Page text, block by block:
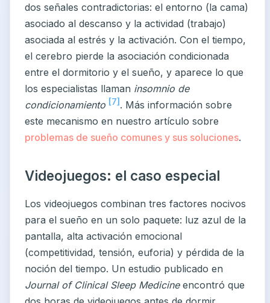
dos señales contradictorias: el entorno (la cama)
asociado al descanso y la actividad (trabajo)
asociada al estrés y la activación. Con el tiempo,
el cerebro pierde la asociación condicionada
entre el dormitorio y el sueño, y aparece lo que
los especialistas llaman insomnio de
condicionamiento [7] . Más información sobre
este mecanismo en nuestro artículo sobre
problemas de sueño comunes y sus soluciones.
Videojuegos: el caso especial
Los videojuegos combinan tres factores nocivos
para el sueño en un solo paquete: luz azul de la
pantalla, alta activación emocional
(competitividad, tensión, euforia) y pérdida de la
noción del tiempo. Un estudio publicado en
Journal of Clinical Sleep Medicineencontró que